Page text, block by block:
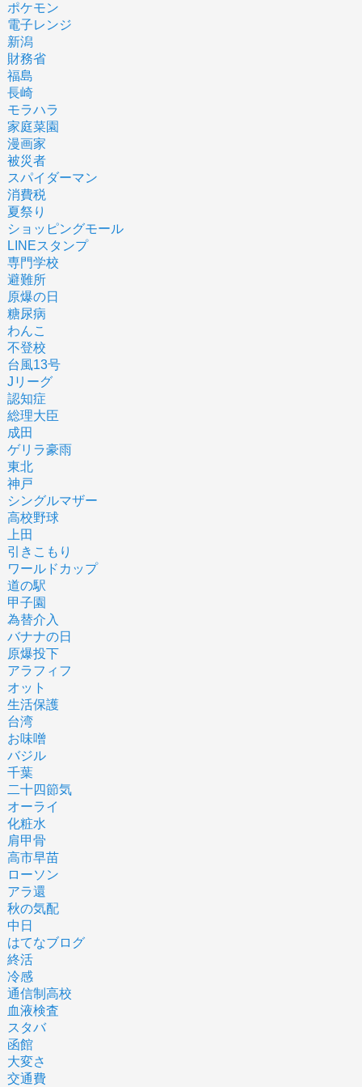
ポケモン
電子レンジ
新潟
財務省
福島
長崎
モラハラ
家庭菜園
漫画家
被災者
スパイダーマン
消費税
夏祭り
ショッピングモール
LINEスタンプ
専門学校
避難所
原爆の日
糖尿病
わんこ
不登校
台風13号
Jリーグ
認知症
総理大臣
成田
ゲリラ豪雨
東北
神戸
シングルマザー
高校野球
上田
引きこもり
ワールドカップ
道の駅
甲子園
為替介入
バナナの日
原爆投下
アラフィフ
オット
生活保護
台湾
お味噌
バジル
千葉
二十四節気
オーライ
化粧水
肩甲骨
高市早苗
ローソン
アラ還
秋の気配
中日
はてなブログ
終活
冷感
通信制高校
血液検査
スタバ
函館
大変さ
交通費